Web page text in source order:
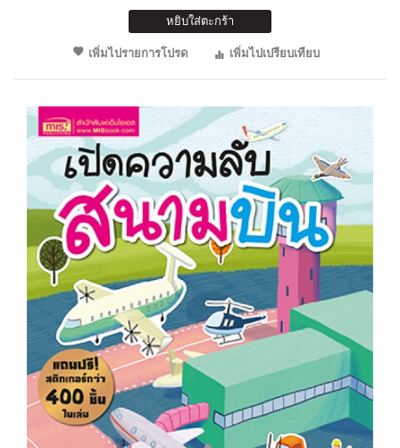
หยิบใส่ตะกร้า
เพิ่มไปรายการโปรด
เพิ่มไปเปรียบเทียบ